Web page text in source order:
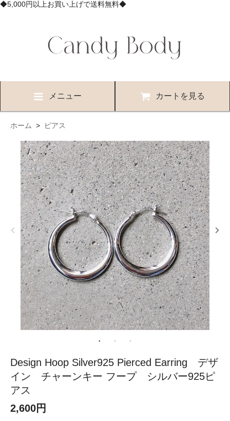
◆5,000円以上お買い上げで送料無料◆
メニュー カートを見る
ホーム > ピアス
Design Hoop Silver925 Pierced Earring デザ
イン チャーンキー フープ シルバー925ピ
アス
2,600円